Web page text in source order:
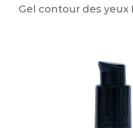
Gel contour des yeux